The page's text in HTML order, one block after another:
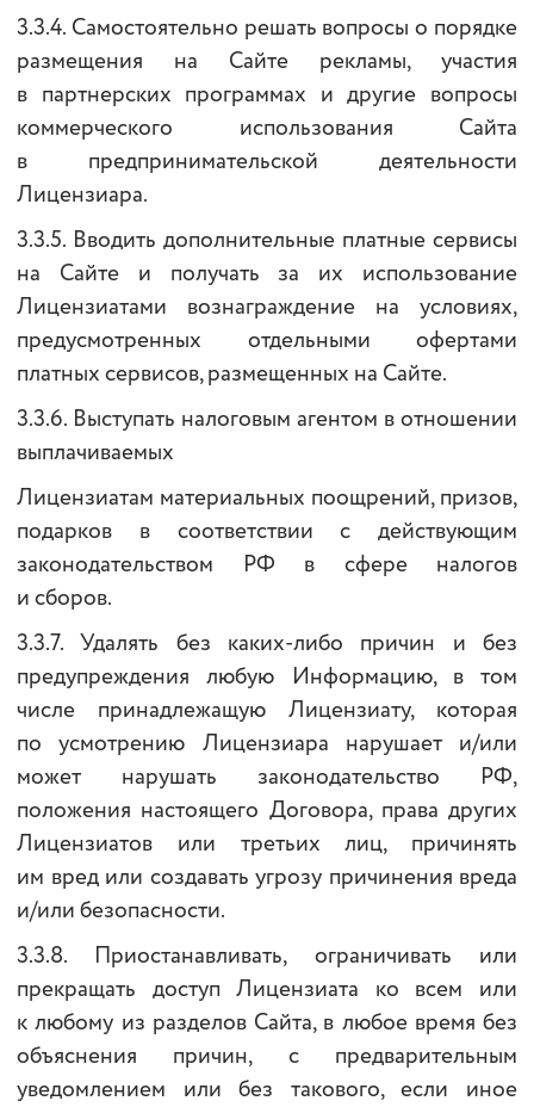
3.3.4. Самостоятельно решать вопросы о порядке
размещения на Сайте рекламы, участия
в партнерских программах и другие вопросы
коммерческого использования Сайта
в предпринимательской деятельности
Лицензиара.
3.3.5. Вводить дополнительные платные сервисы
на Сайте и получать за их использование
Лицензиатами вознаграждение на условиях,
предусмотренных отдельными офертами
платных сервисов, размещенных на Сайте.
3.3.6. Выступать налоговым агентом в отношении
выплачиваемых
Лицензиатам материальных поощрений, призов,
подарков в соответствии с действующим
законодательством РФ в сфере налогов
и сборов.
3.3.7. Удалять без каких-либо причин и без
предупреждения любую Информацию, в том
числе принадлежащую Лицензиату, которая
по усмотрению Лицензиара нарушает и/или
может нарушать законодательство РФ,
положения настоящего Договора, права других
Лицензиатов или третьих лиц, причинять
им вред или создавать угрозу причинения вреда
и/или безопасности.
3.3.8. Приостанавливать, ограничивать или
прекращать доступ Лицензиата ко всем или
к любому из разделов Сайта, в любое время без
объяснения причин, с предварительным
уведомлением или без такового, если иное